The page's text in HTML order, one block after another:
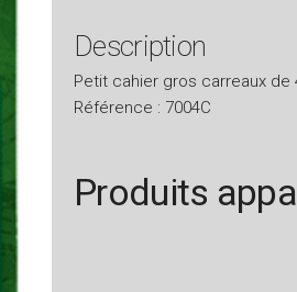
Description
Petit cahier gros carreaux de
Référence : 7004C
Produits